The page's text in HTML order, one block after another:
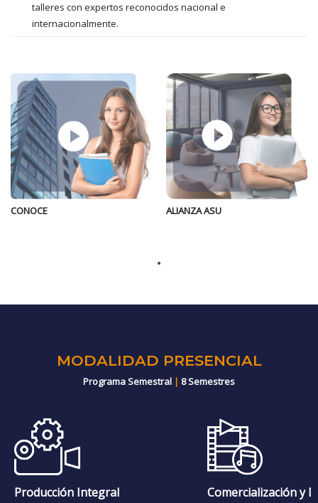
talleres con expertos reconocidos nacional e
internacionalmente.
CONOCE ALIANZA ASU
MODALIDAD PRESENCIAL
Programa Semestral | 8 Semestres
Producción Integral Comercialización y